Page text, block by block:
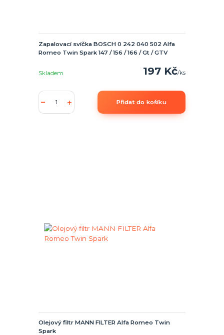
Zapalovací svíčka BOSCH 0 242 040 502 Alfa
Romeo Twin Spark 147 / 156 / 166 / Gt / GTV
197 Kč/ks
Skladem
Přidat do košíku
Olejový filtr MANN FILTER Alfa Romeo Twin
Spark